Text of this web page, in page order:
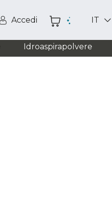
Accedi IT
Idroaspirapolvere